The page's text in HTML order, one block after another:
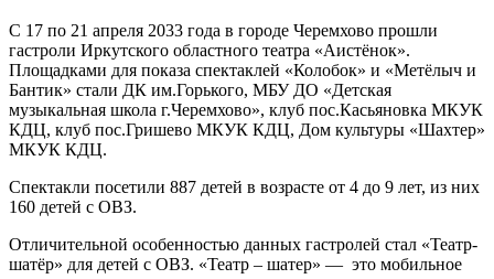
С 17 по 21 апреля 2033 года в городе Черемхово прошли
гастроли Иркутского областного театра «Аистёнок».
Площадками для показа спектаклей «Колобок» и «Метёлыч и
Бантик» стали ДК им.Горького, МБУ ДО «Детская
музыкальная школа г.Черемхово», клуб пос.Касьяновка МКУК
КДЦ, клуб пос.Гришево МКУК КДЦ, Дом культуры «Шахтер»
МКУК КДЦ.
Спектакли посетили 887 детей в возрасте от 4 до 9 лет, из них
160 детей с ОВЗ.
Отличительной особенностью данных гастролей стал «Театр-
шатёр» для детей с ОВЗ. «Театр – шатер» — это мобильное